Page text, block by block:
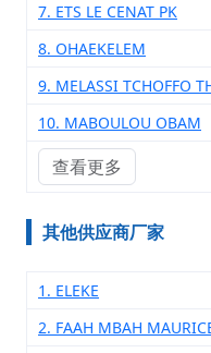
7. ETS LE CENAT PK
8. OHAEKELEM
9. MELASSI TCHOFFO
10. MABOULOU OBAM
查看更多
其他供应商厂家
1. ELEKE
2. FAAH MBAH